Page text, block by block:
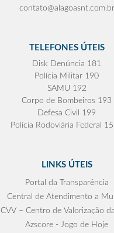
contato@alagoasnt.com.br
TELEFONES ÚTEIS
Disk Denúncia 181
Polícia Militar 190
SAMU 192
Corpo de Bombeiros 193
Defesa Civil 199
Polícia Rodoviária Federal
LINKS ÚTEIS
Portal da Transparência
Central de Atendimento a
CVV – Centro de Valorização
Azscore - Jogo de Hoje